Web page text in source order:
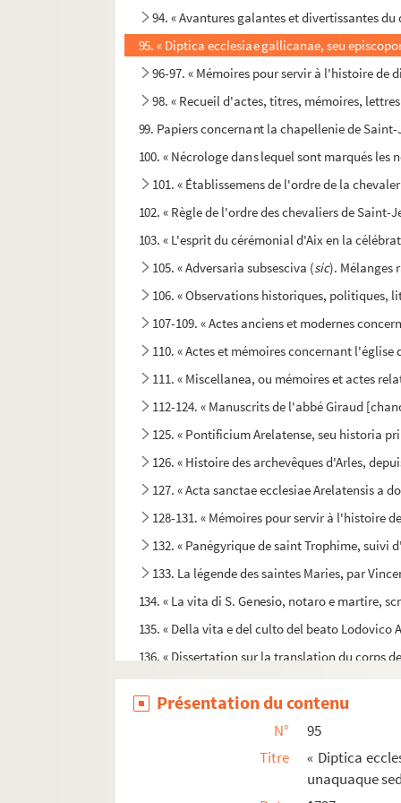
94. « Avantures galantes et divertissantes
95. « Diptica ecclesiae gallicanae, seu
96-97. « Mémoires pour servir à l'histoire de
98. « Recueil d'actes, titres, mémoires,
99. Papiers concernant la chapellenie de
100. « Nécrologe dans lequel sont marqués
101. « Établissemens de l'ordre de la
102. « Règle de l'ordre des chevaliers de Saint-
103. « L'esprit du cérémonial d'Aix en la
105. « Adversaria subsesciva (sic). Mélanges
106. « Observations historiques, politiques,
107-109. « Actes anciens et modernes
110. « Actes et mémoires concernant l'église
111. « Miscellanea, ou mémoires et actes
112-124. « Manuscrits de l'abbé Giraud
125. « Pontificium Arelatense, seu historia
126. « Histoire des archevêques d'Arles,
127. « Acta sanctae ecclesiae Arelatensis a
128-131. « Mémoires pour servir à l'histoire
132. « Panégyrique de saint Trophime, suivi
133. La légende des saintes Maries, par
134. « La vita di S. Genesio, notaro e martire,
135. « Della vita e del culto del beato
136. « Dissertation sur la translation du corps
137. « Heoirie d'Horace Montano,
138. « Procès-verbal de tous les biens
139. « Ordonnance de monseigneur
140. « Visite générale faicte par nous
Présentation du contenu
N°
95
Titre
« Diptica
unaquaque